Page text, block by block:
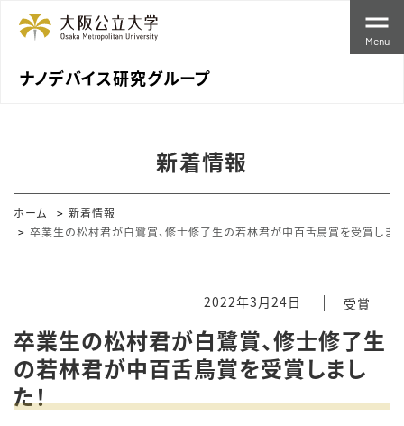
ナノデバイス研究グループ
Menu
新着情報
ホーム
新着情報
卒業生の松村君が白鷺賞、修士修了生の若林君が中百舌鳥賞を受賞しまし
2022年3月24日 受賞
卒業生の松村君が白鷺賞、修士修了生
の若林君が中百舌鳥賞を受賞しまし
た！